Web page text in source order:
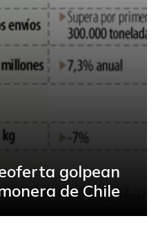
golpean
de Chile